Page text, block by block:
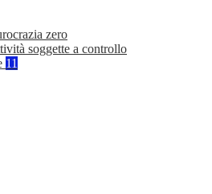
zero
soggette a controllo
11